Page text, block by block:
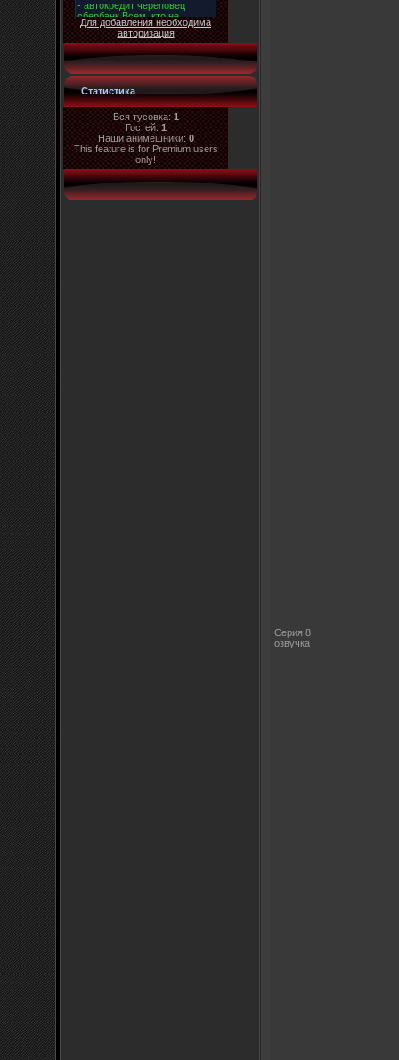
Для добавления необходима
авторизация
Статистика
Вся тусовка:1
Гостей:1
Наши анимешники:0
This feature is for Premium users
only!
Серия 8
озвучка